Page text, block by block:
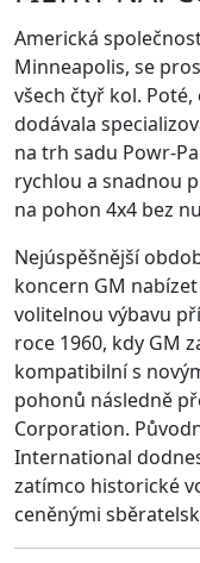
Americká
Minneapolis, se
všech čtyř kol.
dodávala
na trh sadu Powr-
rychlou a snadnou
na pohon 4x4 bez
Nejúspěšnější
koncern GM
volitelnou výbavu
roce 1960, kdy GM
kompatibilní s
pohonů následně
Corporation.
International
zatímco historické
ceněnými